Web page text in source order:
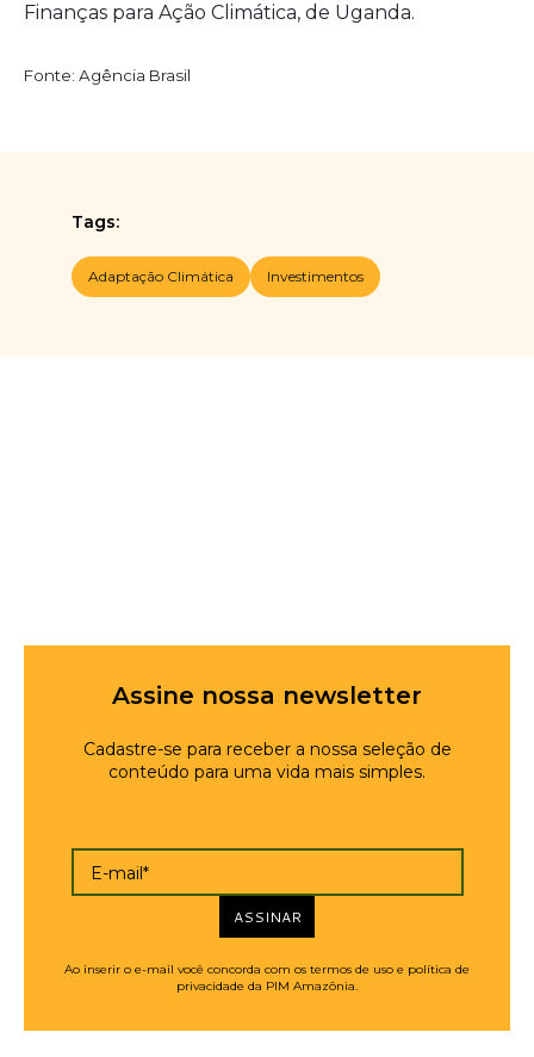
Finanças para Ação Climática, de Uganda.
Fonte: Agência Brasil
Tags:
Adaptação Climática Investimentos
Assine nossa newsletter
Cadastre-se para receber a nossa seleção de
conteúdo para uma vida mais simples.
E-mail*
ASSINAR
Ao inserir o e-mail você concorda com os termos de uso e política de
privacidade da PIM Amazônia.